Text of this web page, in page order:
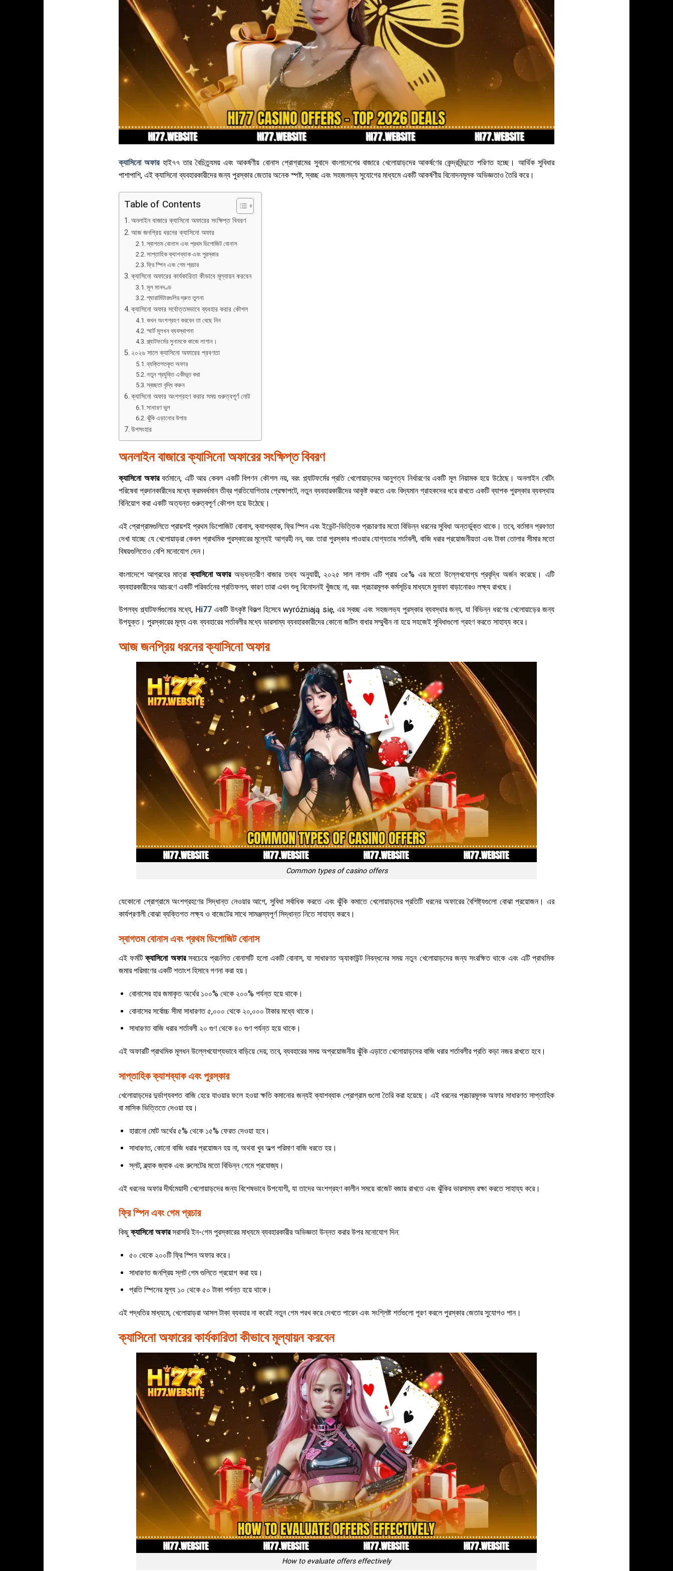
ক্যাসিনো অফার হাই৭৭ তার বৈচিত্র্যময় এবং আকর্ষণীয় বোনাস প্রোগ্রামের সুবাদে বাংলাদেশের বাজারে খেলোয়াড়দের আকর্ষণের কেন্দ্রবিন্দুতে পরিণত হচ্ছে। আর্থিক সুবিধার
পাশাপাশি, এই ক্যাসিনো ব্যবহারকারীদের জন্য পুরস্কার জেতার অনেক স্পষ্ট, স্বচ্ছ এবং সহজলভ্য সুযোগের মাধ্যমে একটি আকর্ষণীয় বিনোদনমূলক অভিজ্ঞতাও তৈরি করে।
Table of Contents
অনলাইন বাজারে ক্যাসিনো অফারের সংক্ষিপ্ত বিবরণ
আজ জনপ্রিয় ধরনের ক্যাসিনো অফার
স্বাগতম বোনাস এবং প্রথম ডিপোজিট বোনাস
সাপ্তাহিক ক্যাশব্যাক এবং পুরস্কার
ফ্রি স্পিন এবং গেম প্রচার
ক্যাসিনো অফারের কার্যকারিতা কীভাবে মূল্যায়ন করবেন
মূল মানদণ্ড
প্যারামিটারগুলির দ্রুত তুলনা
ক্যাসিনো অফার সর্বোত্তমভাবে ব্যবহার করার কৌশল
কখন অংশগ্রহণ করবেন তা বেছে নিন
স্মার্ট মূলধন ব্যবস্থাপনা
প্ল্যাটফর্মের সুনামকে কাজে লাগান।
২০২৬ সালে ক্যাসিনো অফারের প্রবণতা
ব্যক্তিগতকৃত অফার
নতুন প্রযুক্তি একীভূত করা
স্বচ্ছতা বৃদ্ধি করুন
ক্যাসিনো অফার অংশগ্রহণ করার সময় গুরুত্বপূর্ণ নোট
সাধারণ ভুল
ঝুঁকি এড়ানোর উপায়
উপসংহার
অনলাইন বাজারে ক্যাসিনো অফারের সংক্ষিপ্ত বিবরণ
ক্যাসিনো অফারবর্তমানে, এটি আর কেবল একটি বিপণন কৌশল নয়, বরং প্ল্যাটফর্মের প্রতি খেলোয়াড়দের আনুগত্য নির্ধারণের একটি মূল নিয়ামক হয়ে উঠেছে। অনলাইন বেটিং
পরিষেবা প্রদানকারীদের মধ্যে ক্রমবর্ধমান তীব্র প্রতিযোগিতার প্রেক্ষাপটে, নতুন ব্যবহারকারীদের আকৃষ্ট করতে এবং বিদ্যমান গ্রাহকদের ধরে রাখতে একটি ব্যাপক পুরস্কার ব্যবস্থায়
বিনিয়োগ করা একটি অত্যন্ত গুরুত্বপূর্ণ কৌশল হয়ে উঠেছে।
এই প্রোগ্রামগুলিতে প্রায়শই প্রথম ডিপোজিট বোনাস, ক্যাশব্যাক, ফ্রি স্পিন এবং ইভেন্ট-ভিত্তিক প্রচারণার মতো বিভিন্ন ধরনের সুবিধা অন্তর্ভুক্ত থাকে। তবে, বর্তমান প্রবণতা
দেখা যাচ্ছে যে খেলোয়াড়রা কেবল প্রাথমিক পুরস্কারের মূল্যেই আগ্রহী নন, বরং তারা পুরস্কার পাওয়ার যোগ্যতার শর্তাবলী, বাজি ধরার প্রয়োজনীয়তা এবং টাকা তোলার সীমার মতো
বিষয়গুলিতেও বেশি মনোযোগ দেন।
বাংলাদেশে আগ্রহের মাত্রাক্যাসিনো অফার অভ্যন্তরীণ বাজার তথ্য অনুযায়ী, ২০২৫ সাল নাগাদ এটি প্রায় ৩৫% এর মতো উল্লেখযোগ্য প্রবৃদ্ধি অর্জন করেছে। এটি
ব্যবহারকারীদের আচরণে একটি পরিবর্তনের প্রতিফলন, কারণ তারা এখন শুধু বিনোদনই খুঁজছে না, বরং প্রচারমূলক কর্মসূচির মাধ্যমে মুনাফা বাড়ানোরও লক্ষ্য রাখছে।
উপলব্ধ প্ল্যাটফর্মগুলোর মধ্যে, Hi77একটি উৎকৃষ্ট বিকল্প হিসেবে wyróżniają się, এর স্বচ্ছ এবং সহজলভ্য পুরস্কার ব্যবস্থার জন্য, যা বিভিন্ন ধরণের খেলোয়াড়ের জন্য
উপযুক্ত। পুরস্কারের মূল্য এবং ব্যবহারের শর্তাবলীর মধ্যে ভারসাম্য ব্যবহারকারীদের কোনো জটিল বাধার সম্মুখীন না হয়ে সহজেই সুবিধাগুলো গ্রহণ করতে সাহায্য করে।
আজ জনপ্রিয় ধরনের ক্যাসিনো অফার
Common types of casino offers
যেকোনো প্রোগ্রামে অংশগ্রহণের সিদ্ধান্ত নেওয়ার আগে, সুবিধা সর্বাধিক করতে এবং ঝুঁকি কমাতে খেলোয়াড়দের প্রতিটি ধরনের অফারের বৈশিষ্ট্যগুলো বোঝা প্রয়োজন। এর
কার্যপ্রণালী বোঝা ব্যক্তিগত লক্ষ্য ও বাজেটের সাথে সামঞ্জস্যপূর্ণ সিদ্ধান্ত নিতে সাহায্য করবে।
স্বাগতম বোনাস এবং প্রথম ডিপোজিট বোনাস
এই ফর্মটিক্যাসিনো অফার সবচেয়ে প্রচলিত বোনাসটি হলো একটি বোনাস, যা সাধারণত অ্যাকাউন্ট নিবন্ধনের সময় নতুন খেলোয়াড়দের জন্য সংরক্ষিত থাকে এবং এটি প্রাথমিক
জমার পরিমাণের একটি শতাংশ হিসাবে গণনা করা হয়।
বোনাসের হার জমাকৃত অর্থের ১০০% থেকে ২০০% পর্যন্ত হয়ে থাকে।
বোনাসের সর্বোচ্চ সীমা সাধারণত ৫,০০০ থেকে ২০,০০০ টাকার মধ্যে থাকে।
সাধারণত বাজি ধরার শর্তাবলী ২০ গুণ থেকে ৪০ গুণ পর্যন্ত হয়ে থাকে।
এই অফারটি প্রাথমিক মূলধন উল্লেখযোগ্যভাবে বাড়িয়ে দেয়; তবে, ব্যবহারের সময় অপ্রয়োজনীয় ঝুঁকি এড়াতে খেলোয়াড়দের বাজি ধরার শর্তাবলীর প্রতি কড়া নজর রাখতে হবে।
সাপ্তাহিক ক্যাশব্যাক এবং পুরস্কার
খেলোয়াড়দের দুর্ভাগ্যবশত বাজি হেরে যাওয়ার ফলে হওয়া ক্ষতি কমানোর জন্যই ক্যাশব্যাক প্রোগ্রাম গুলো তৈরি করা হয়েছে। এই ধরনের প্রচারমূলক অফার সাধারণত সাপ্তাহিক
বা মাসিক ভিত্তিতে দেওয়া হয়।
হারানো মোট অর্থের ৫% থেকে ১৫% ফেরত দেওয়া হবে।
সাধারণত, কোনো বাজি ধরার প্রয়োজন হয় না, অথবা খুব অল্প পরিমাণ বাজি ধরতে হয়।
স্লট, ব্ল্যাক জ্যাক এবং রুলেটের মতো বিভিন্ন গেমে প্রযোজ্য।
এই ধরনের অফার দীর্ঘমেয়াদী খেলোয়াড়দের জন্য বিশেষভাবে উপযোগী, যা তাদের অংশগ্রহণ কালীন সময়ে বাজেট বজায় রাখতে এবং ঝুঁকির ভারসাম্য রক্ষা করতে সাহায্য করে।
ফ্রি স্পিন এবং গেম প্রচার
কিছুক্যাসিনো অফারসরাসরি ইন-গেম পুরস্কারের মাধ্যমে ব্যবহারকারীর অভিজ্ঞতা উন্নত করার উপর মনোযোগ দিন:
৫০ থেকে ২০০টি ফ্রি স্পিন অফার করে।
সাধারণত জনপ্রিয় স্লট গেম গুলিতে প্রয়োগ করা হয়।
প্রতি স্পিনের মূল্য ১০ থেকে ৫০ টাকা পর্যন্ত হয়ে থাকে।
এই পদ্ধতির মাধ্যমে, খেলোয়াড়রা আসল টাকা ব্যবহার না করেই নতুন গেম পরখ করে দেখতে পারেন এবং সংশ্লিষ্ট শর্তগুলো পূরণ করলে পুরস্কার জেতার সুযোগও পান।
ক্যাসিনো অফারের কার্যকারিতা কীভাবে মূল্যায়ন করবেন
How to evaluate offers effectively